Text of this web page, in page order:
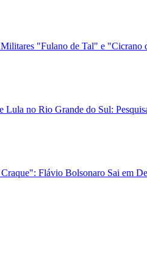
"Fulano de Tal" e
Lula no Rio Grande do Sul:
Flávio Bolsonaro Sai em